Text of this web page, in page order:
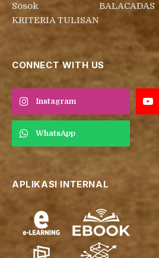
Sosok
KRITERIA TULISAN
BALACADAS
CONNECT WITH US
Instagram
WhatsApp
APLIKASI INTERNAL